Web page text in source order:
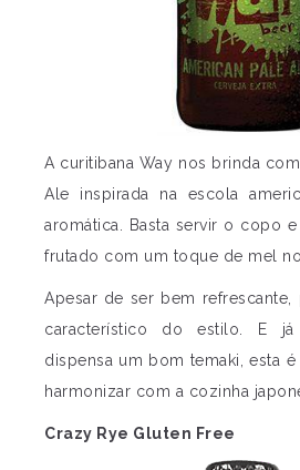
A curitibana Way nos brinda
Ale inspirada na escola
aromática. Basta servir o copo
frutado com um toque de mel no
Apesar de ser bem
característico do estilo. E
dispensa um bom temaki, esta
harmonizar com a cozinha
Crazy Rye Gluten Free